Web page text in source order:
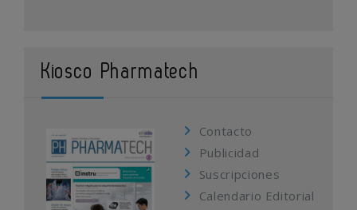
Kiosco Pharmatech
Contacto
Publicidad
Suscripciones
Calendario Editorial